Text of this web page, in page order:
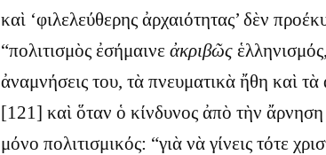
καὶ ‘φιλελεύθερης ἀρχαιότητας’ δὲν
“πολιτισμὸς ἐσήμαινε ἀκριβῶς
ἀναμνήσεις του, τὰ πνευματικὰ ἤθη καὶ τὰ
[121] καὶ ὅταν ὁ κίνδυνος ἀπὸ τὴν
μόνο πολιτισμικός: “γιὰ νὰ γίνεις τότε